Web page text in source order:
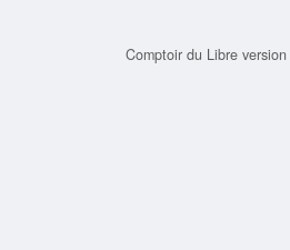
Comptoir du Libre version